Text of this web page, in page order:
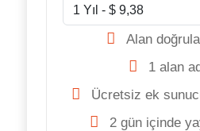
Alan
1 alan
Ücretsiz ek
2 gün içinde